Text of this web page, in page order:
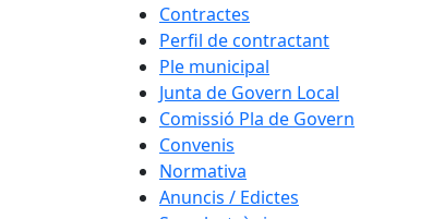
Contractes
Perfil de contractant
Ple municipal
Junta de Govern Local
Comissió Pla de Govern
Convenis
Normativa
Anuncis / Edictes